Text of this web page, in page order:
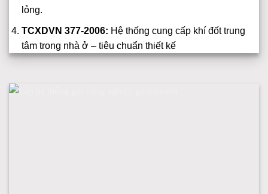
lỏng.
TCXDVN 377-2006: Hệ thống cung cấp khí đốt trung
tâm trong nhà ở – tiêu chuẩn thiết kế